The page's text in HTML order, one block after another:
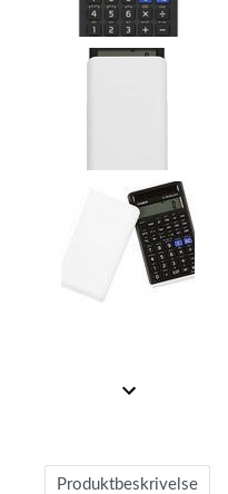
of
Produktbeskrivelse